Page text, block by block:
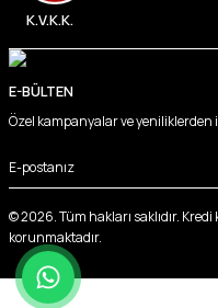
K.V.K.K.
E-BÜLTEN
Özel kampanyalar ve yeniliklerden
© 2026. Tüm hakları saklıdır.
korunmaktadır.